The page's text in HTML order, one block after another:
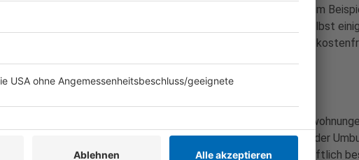
Stornierung einer Reise möglicherweise mit mehreren Parteien, zum
der Ferienwohnung und einem Mietwagenunternehmen vor Ort, selbst
Anbieter ihre Leistung erbringen, besteht kein Anspruch auf einen
Auch bei kleineren Anbietern von Hotels oder
jetzigen Corona-Sondersituation versuchen, individuelle Storno- oder
auszuhandeln. Wichtig: Diese sollten sich Urlauber unbedingt schriftlich